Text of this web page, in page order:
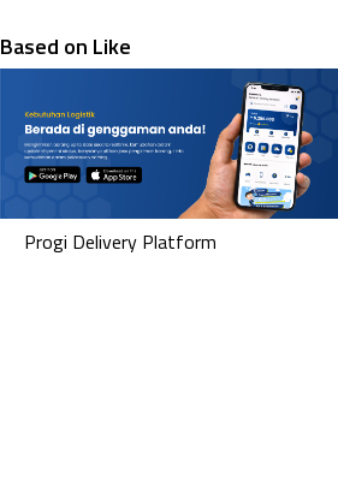
Based on Like
Progi Delivery Platform